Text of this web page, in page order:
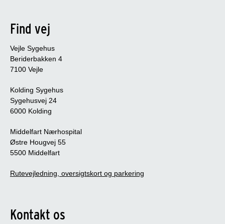
Find vej
Vejle Sygehus
Beriderbakken 4
7100 Vejle
Kolding Sygehus
Sygehusvej 24
6000 Kolding
Middelfart Nærhospital
Østre Hougvej 55
5500 Middelfart
Rutevejledning, oversigtskort og parkering
Kontakt os